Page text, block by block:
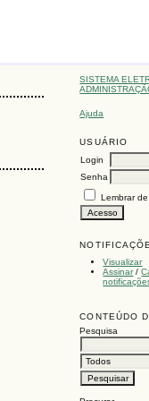
SISTEMA
Ajuda
USUÁRIO
Login
Senha
Lembrar de
Visualizar
Assinar/
CONTEÚDO
Pesquisa